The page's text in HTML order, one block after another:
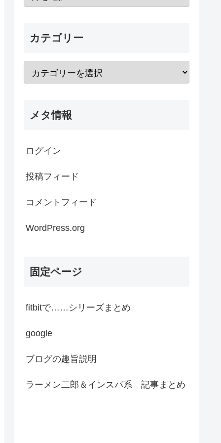
カテゴリー
メタ情報
ログイン
投稿フィード
コメントフィード
WordPress.org
固定ページ
fitbitで……シリーズまとめ
google
ブログの趣旨説明
ラーメン二郎＆インスパ系 記事まとめ